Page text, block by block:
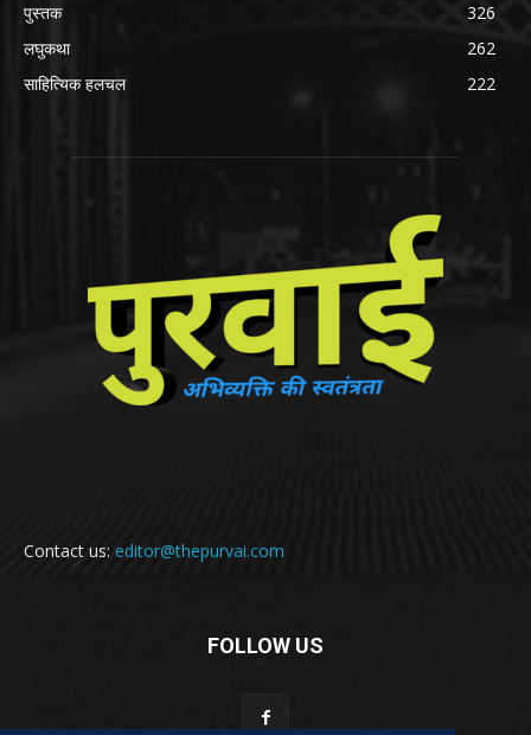
पुस्तक
326
लघुकथा
262
साहित्यिक हलचल
222
Contact us: editor@thepurvai.com
FOLLOW US